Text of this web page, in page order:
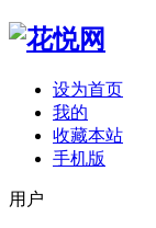
设为首页
我的
收藏本站
手机版
用户